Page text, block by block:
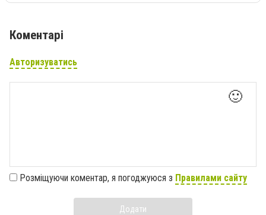
Коментарі
Авторизуватись
🙂
Розміщуючи коментар, я погоджуюся з Правилами сайту
Додати